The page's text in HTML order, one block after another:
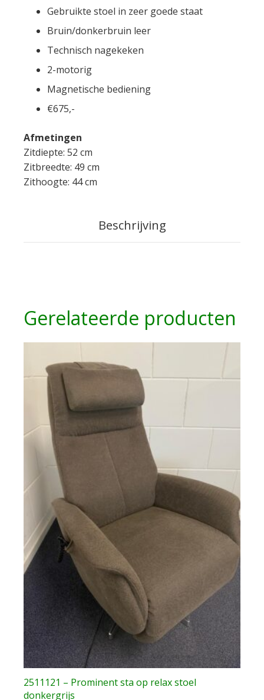
Gebruikte stoel in zeer goede staat
Bruin/donkerbruin leer
Technisch nagekeken
2-motorig
Magnetische bediening
€675,-
Afmetingen
Zitdiepte: 52 cm
Zitbreedte: 49 cm
Zithoogte: 44 cm
Beschrijving
Gerelateerde producten
2511121 – Prominent sta op relax stoel
donkergrijs